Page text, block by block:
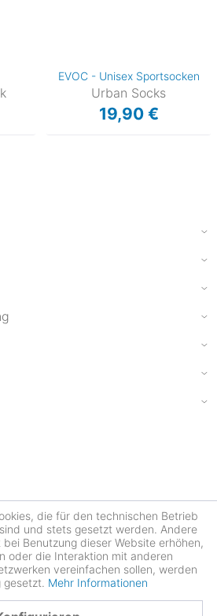
EVOC - Unisex Sportsocken
Urban Socks
19,90 €
die für den technischen Betrieb
und stets gesetzt werden. Andere
Benutzung dieser Website erhöhen,
oder die Interaktion mit anderen
vereinfachen sollen, werden
Mehr Informationen